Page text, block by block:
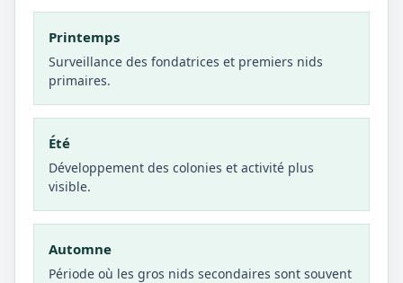
Printemps
Surveillance des fondatrices et premiers nids
primaires.
Été
Développement des colonies et activité plus
visible.
Automne
Période où les gros nids secondaires sont souvent